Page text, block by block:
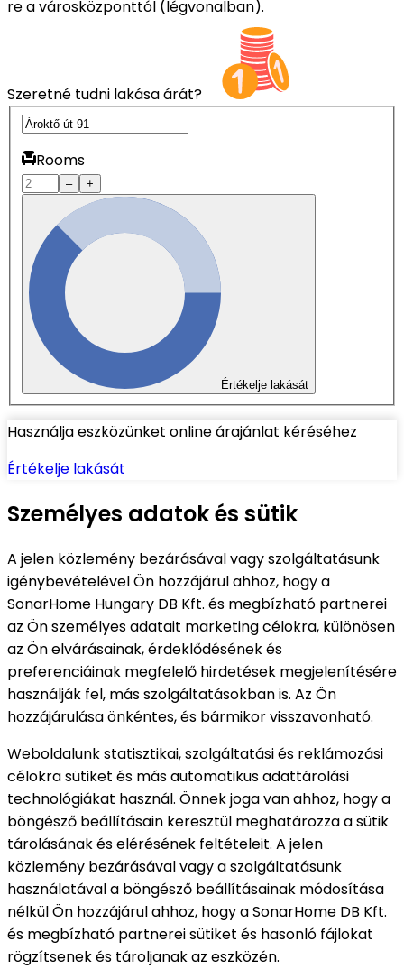
re a városközponttól (légvonalban).
Szeretné tudni lakása árát?
Rooms
– +
Értékelje lakását
Használja eszközünket online árajánlat kéréséhez
Értékelje lakását
Személyes adatok és sütik
A jelen közlemény bezárásával vagy szolgáltatásunk
igénybevételével Ön hozzájárul ahhoz, hogy a
SonarHome Hungary DB Kft. és megbízható partnerei
az Ön személyes adatait marketing célokra, különösen
az Ön elvárásainak, érdeklődésének és
preferenciáinak megfelelő hirdetések megjelenítésére
használják fel, más szolgáltatásokban is. Az Ön
hozzájárulása önkéntes, és bármikor visszavonható.
Weboldalunk statisztikai, szolgáltatási és reklámozási
célokra sütiket és más automatikus adattárolási
technológiákat használ. Önnek joga van ahhoz, hogy a
böngésző beállításain keresztül meghatározza a sütik
tárolásának és elérésének feltételeit. A jelen
közlemény bezárásával vagy a szolgáltatásunk
használatával a böngésző beállításainak módosítása
nélkül Ön hozzájárul ahhoz, hogy a SonarHome DB Kft.
és megbízható partnerei sütiket és hasonló fájlokat
rögzítsenek és tároljanak az eszközén.